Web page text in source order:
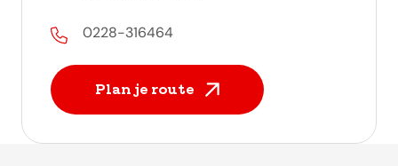
0228-316464
Plan je route